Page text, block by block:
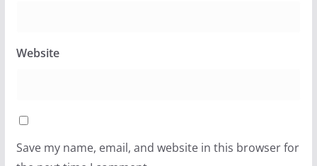
Website
Save my name, email, and website in this browser for